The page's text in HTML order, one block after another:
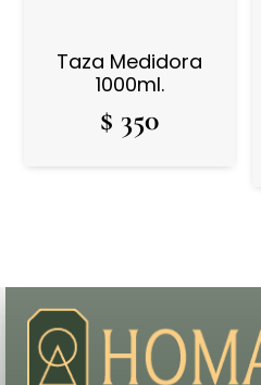
Taza Medidora
1000ml.
$ 350